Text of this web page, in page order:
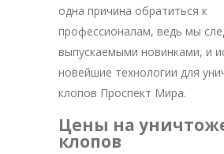
одна причина обратиться к
профессионалам, ведь мы
выпускаемыми новинками, и
новейшие технологии для
клопов Проспект Мира.
Цены на
клопов